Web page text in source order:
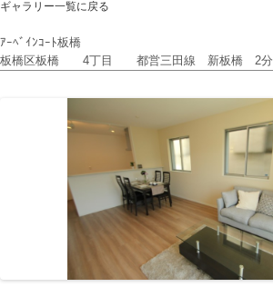
ギャラリー一覧に戻る
ｱｰﾍﾞｲﾝｺｰﾄ板橋
板橋区板橋 4丁目 都営三田線 新板橋 2分